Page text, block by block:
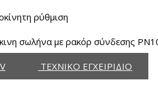
ρύθμιση
σωλήνα με ρακόρ σύνδεσης
ΤΕΧΝΙΚΟ ΕΓΧΕΙΡΙΔΙΟ